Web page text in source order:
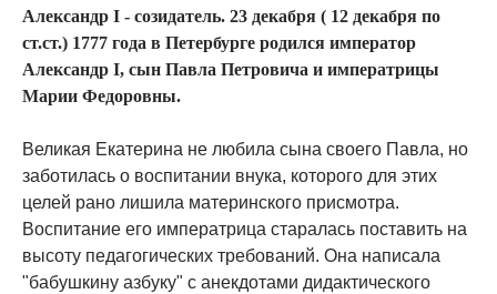
Александр I - созидатель. 23 декабря ( 12 декабря по
ст.ст.) 1777 года в Петербурге родился император
Александр I, сын Павла Петровича и императрицы
Марии Федоровны.
Великая Екатерина не любила сына своего Павла, но
заботилась о воспитании внука, которого для этих
целей рано лишила материнского присмотра.
Воспитание его императрица старалась поставить на
высоту педагогических требований. Она написала
"бабушкину азбуку" с анекдотами дидактического